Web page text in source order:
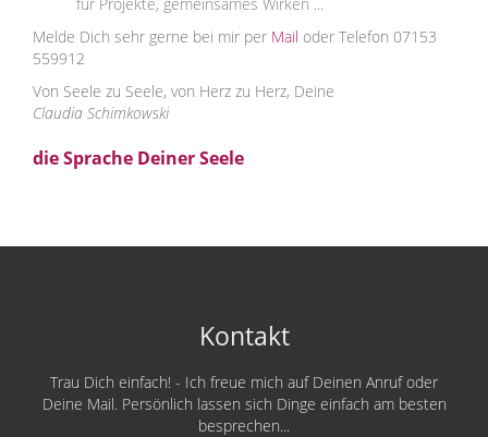
Melde Dich sehr gerne bei mir per Mail oder Telefon 07153
559912
Von Seele zu Seele, von Herz zu Herz, Deine
Claudia Schimkowski
die Sprache Deiner Seele
Kontakt
Trau Dich einfach! - Ich freue mich auf Deinen Anruf oder
Deine Mail. Persönlich lassen sich Dinge einfach am besten
besprechen...